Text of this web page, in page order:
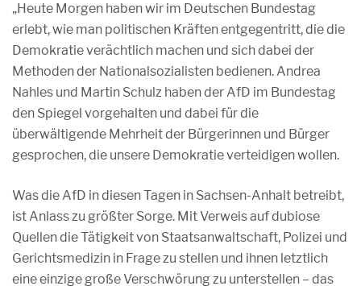
„Heute Morgen haben wir im Deutschen Bundestag
erlebt, wie man politischen Kräften entgegentritt, die die
Demokratie verächtlich machen und sich dabei der
Methoden der Nationalsozialisten bedienen. Andrea
Nahles und Martin Schulz haben der AfD im Bundestag
den Spiegel vorgehalten und dabei für die
überwältigende Mehrheit der Bürgerinnen und Bürger
gesprochen, die unsere Demokratie verteidigen wollen.
Was die AfD in diesen Tagen in Sachsen-Anhalt betreibt,
ist Anlass zu größter Sorge. Mit Verweis auf dubiose
Quellen die Tätigkeit von Staatsanwaltschaft, Polizei und
Gerichtsmedizin in Frage zu stellen und ihnen letztlich
eine einzige große Verschwörung zu unterstellen – das